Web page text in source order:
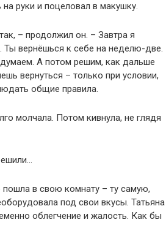
руки и поцеловал в макушку.
– продолжил он. – Завтра я
Ты вернёшься к себе на неделю-две.
А потом решим, как дальше
вернуться – только при условии,
общие правила.
молчала. Потом кивнула, не глядя
в свою комнату – ту самую,
под свои вкусы. Татьяна
облегчение и жалость. Как бы